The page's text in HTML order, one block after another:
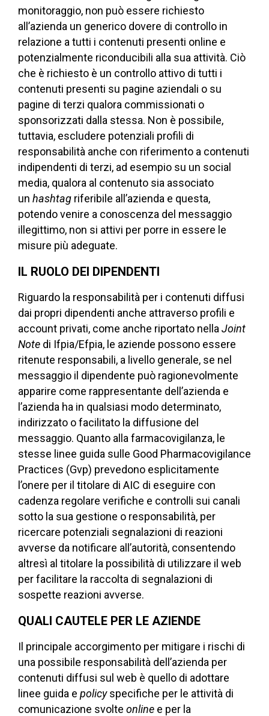
monitoraggio, non può essere richiesto
all’azienda un generico dovere di controllo in
relazione a tutti i contenuti presenti online e
potenzialmente riconducibili alla sua attività. Ciò
che è richiesto è un controllo attivo di tutti i
contenuti presenti su pagine aziendali o su
pagine di terzi qualora commissionati o
sponsorizzati dalla stessa. Non è possibile,
tuttavia, escludere potenziali profili di
responsabilità anche con riferimento a contenuti
indipendenti di terzi, ad esempio su un social
media, qualora al contenuto sia associato
un hashtag riferibile all’azienda e questa,
potendo venire a conoscenza del messaggio
illegittimo, non si attivi per porre in essere le
misure più adeguate.
IL RUOLO DEI DIPENDENTI
Riguardo la responsabilità per i contenuti diffusi
dai propri dipendenti anche attraverso profili e
account privati, come anche riportato nella Joint
Note di Ifpia/Efpia, le aziende possono essere
ritenute responsabili, a livello generale, se nel
messaggio il dipendente può ragionevolmente
apparire come rappresentante dell’azienda e
l’azienda ha in qualsiasi modo determinato,
indirizzato o facilitato la diffusione del
messaggio. Quanto alla farmacovigilanza, le
stesse linee guida sulle Good Pharmacovigilance
Practices (Gvp) prevedono esplicitamente
l’onere per il titolare di AIC di eseguire con
cadenza regolare verifiche e controlli sui canali
sotto la sua gestione o responsabilità, per
ricercare potenziali segnalazioni di reazioni
avverse da notificare all’autorità, consentendo
altresì al titolare la possibilità di utilizzare il web
per facilitare la raccolta di segnalazioni di
sospette reazioni avverse.
QUALI CAUTELE PER LE AZIENDE
Il principale accorgimento per mitigare i rischi di
una possibile responsabilità dell’azienda per
contenuti diffusi sul web è quello di adottare
linee guida e policyspecifiche per le attività di
comunicazione svolte online e per la